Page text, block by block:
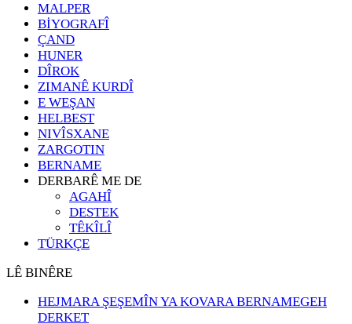
MALPER
BİYOGRAFÎ
ÇAND
HUNER
DÎROK
ZIMANÊ KURDÎ
E WEŞAN
HELBEST
NIVÎSXANE
ZARGOTIN
BERNAME
DERBARÊ ME DE
AGAHÎ
DESTEK
TÊKÎLÎ
TÜRKÇE
LÊ BINÊRE
HEJMARA ŞEŞEMÎN YA KOVARA BERNAMEGEH
DERKET